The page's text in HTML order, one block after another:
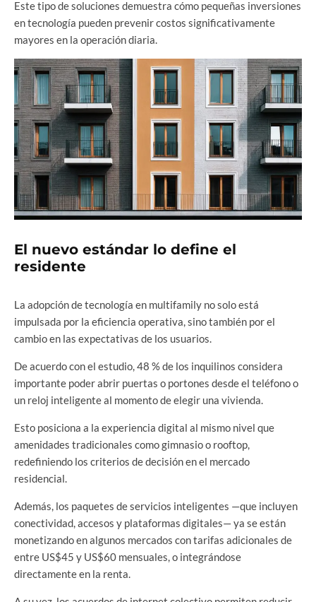
Este tipo de soluciones demuestra cómo pequeñas inversiones
en tecnología pueden prevenir costos significativamente
mayores en la operación diaria.
El nuevo estándar lo define el
residente
La adopción de tecnología en multifamily no solo está
impulsada por la eficiencia operativa, sino también por el
cambio en las expectativas de los usuarios.
De acuerdo con el estudio, 48 % de los inquilinos considera
importante poder abrir puertas o portones desde el teléfono o
un reloj inteligente al momento de elegir una vivienda.
Esto posiciona a la experiencia digital al mismo nivel que
amenidades tradicionales como gimnasio o rooftop,
redefiniendo los criterios de decisión en el mercado
residencial.
Además, los paquetes de servicios inteligentes —que incluyen
conectividad, accesos y plataformas digitales— ya se están
monetizando en algunos mercados con tarifas adicionales de
entre US$45 y US$60 mensuales, o integrándose
directamente en la renta.